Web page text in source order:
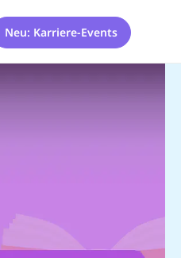
Neu: Karriere-Events